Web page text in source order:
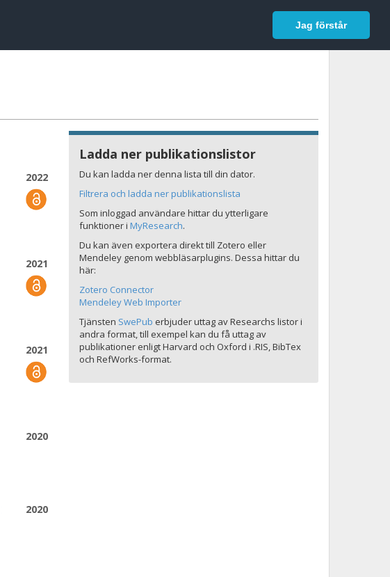
Jag förstår
Logga in
2022
2021
2021
2020
2020
Ladda ner publikationslistor
Du kan ladda ner denna lista till din dator.
Filtrera och ladda ner publikationslista
Som inloggad användare hittar du ytterligare
funktioner i MyResearch.
Du kan även exportera direkt till Zotero eller
Mendeley genom webbläsarplugins. Dessa hittar du
här:
Zotero Connector
Mendeley Web Importer
Tjänsten SwePub erbjuder uttag av Researchs listor i
andra format, till exempel kan du få uttag av
publikationer enligt Harvard och Oxford i .RIS, BibTex
och RefWorks-format.